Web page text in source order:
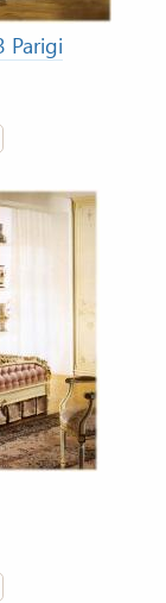
Parigi